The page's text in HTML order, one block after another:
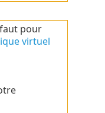
pour
virtuel